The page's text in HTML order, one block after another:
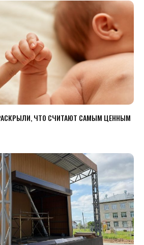
ЧТО СЧИТАЮТ САМЫМ ЦЕННЫМ